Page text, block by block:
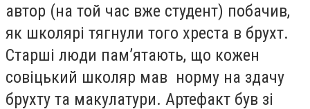
автор (на той час вже студент) побачив,
як школярі тягнули того хреста в брухт.
Старші люди пам’ятають, що кожен
совіцький школяр мав норму на здачу
брухту та макулатури. Артефакт був зі